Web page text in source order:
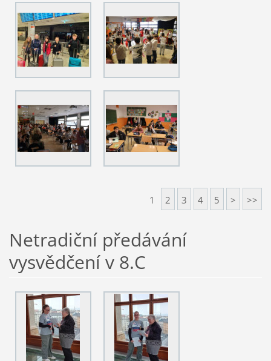
1 2 3 4 5 > >>
Netradiční předávání
vysvědčení v 8.C